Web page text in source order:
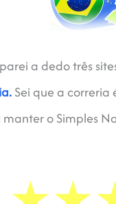
a dedo três
Sei que a
o Simples